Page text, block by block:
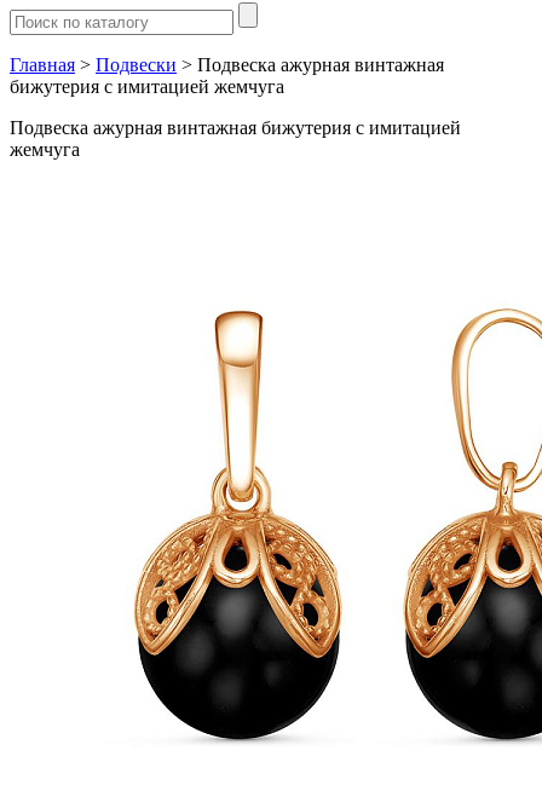
Главная > Подвески > Подвеска ажурная винтажная
бижутерия с имитацией жемчуга
Подвеска ажурная винтажная бижутерия с имитацией
жемчуга